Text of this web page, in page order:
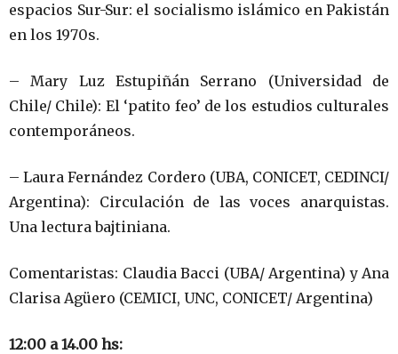
espacios Sur-Sur: el socialismo islámico en Pakistán
en los 1970s.
– Mary Luz Estupiñán Serrano (Universidad de
Chile/ Chile): El ‘patito feo’ de los estudios culturales
contemporáneos.
– Laura Fernández Cordero (UBA, CONICET, CEDINCI/
Argentina): Circulación de las voces anarquistas.
Una lectura bajtiniana.
Comentaristas: Claudia Bacci (UBA/ Argentina) y Ana
Clarisa Agüero (CEMICI, UNC, CONICET/ Argentina)
12:00 a 14.00 hs: